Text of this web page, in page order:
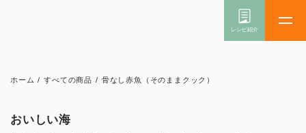
ホーム / すべての商品 / 骨なし赤魚（そのままクック）
おいしい海